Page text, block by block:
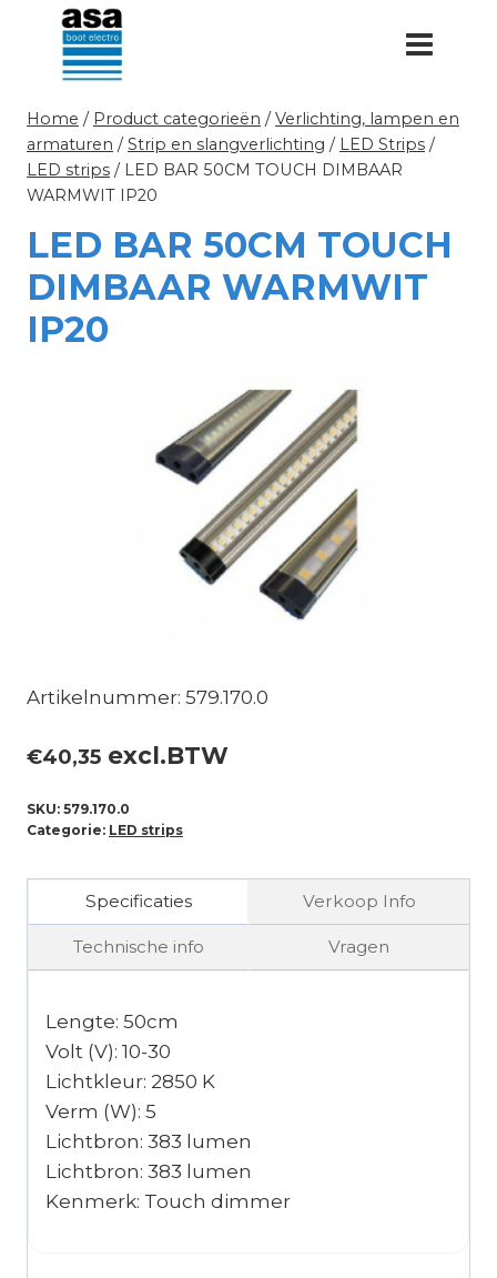
Doorgaan
inhoud
Home / Product categorieën / Verlichting, lampen en
armaturen / Strip en slangverlichting / LED Strips /
LED strips / LED BAR 50CM TOUCH DIMBAAR
WARMWIT IP20
LED BAR 50CM TOUCH
DIMBAAR WARMWIT
IP20
Artikelnummer: 579.170.0
€40,35 excl.BTW
SKU: 579.170.0
Categorie: LED strips
Specificaties Verkoop Info
Technische info Vragen
Lengte: 50cm
Volt (V): 10-30
Lichtkleur: 2850 K
Verm (W): 5
Lichtbron: 383 lumen
Lichtbron: 383 lumen
Kenmerk: Touch dimmer